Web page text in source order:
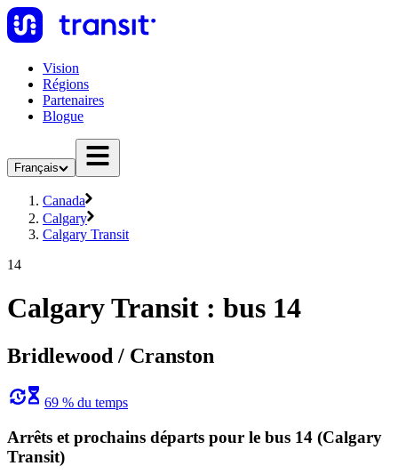
Vision
Régions
Partenaires
Blogue
Français
Canada
Calgary
Calgary Transit
14
Calgary Transit : bus 14
Bridlewood / Cranston
69 % du temps
Arrêts et prochains départs pour le bus 14 (Calgary
Transit)